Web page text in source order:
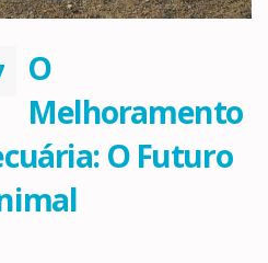
O
Melhoramento
O Futuro